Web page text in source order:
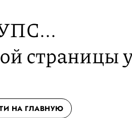
страницы
НА ГЛАВНУЮ